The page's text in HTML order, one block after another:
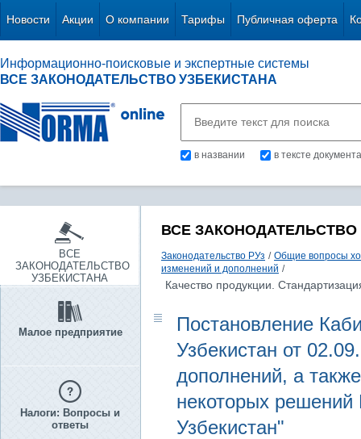
Новости Акции О компании Тарифы Публичная оферта
Информационно-поисковые и экспертные системы
ВСЕ ЗАКОНОДАТЕЛЬСТВО УЗБЕКИСТАНА
в названии в тексте документа
ВСЕ
ЗАКОНОДАТЕЛЬСТВО
УЗБЕКИСТАНА
Малое предприятие
Налоги: Вопросы и
ответы
ВСЕ ЗАКОНОДАТЕЛЬСТВО
Законодательство РУз / Общие вопросы
изменений и дополнений /
Качество продукции.
Постановление
Узбекистан от
дополнений, а
некоторых решений
Узбекистан"